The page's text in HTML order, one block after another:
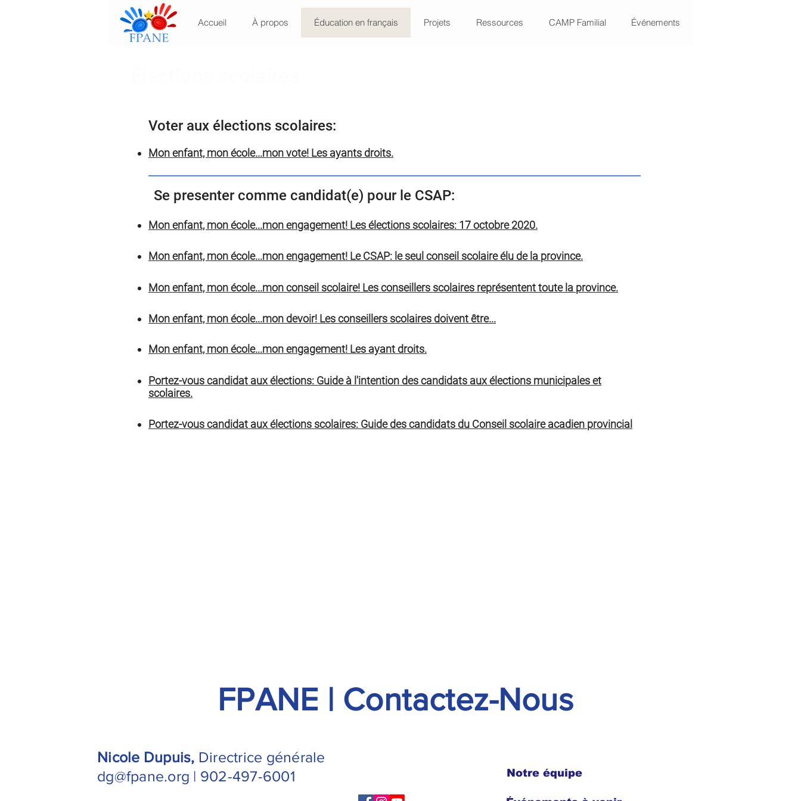
Accueil À propos Éducation en français Projets Ressources CAMP Familial Événements
Voter aux élections scolaires:
Mon enfant, mon école...mon vote! Les ayants droits.
Se presenter comme candidat(e) pour le CSAP:
Mon enfant, mon école...mon engagement! Les élections scolaires: 17 octobre 2020.
Mon enfant, mon école...mon engagement! Le CSAP: le seul conseil scolaire élu de la province.
Mon enfant, mon école...mon conseil scolaire! Les conseillers scolaires représentent toute la province.
Mon enfant, mon école...mon devoir! Les conseillers scolaires doivent être...
Mon enfant, mon école...mon engagement! Les ayant droits.
Portez-vous candidat aux élections: Guide à l'intention des candidats aux élections municipales et
scolaires.
Portez-vous candidat aux élections scolaires: Guide des candidats du Conseil scolaire acadien provincial
FPANE | Contactez-Nous
Nicole Dupuis, Directrice générale
dg@fpane.org | 902-497-6001
Notre équipe